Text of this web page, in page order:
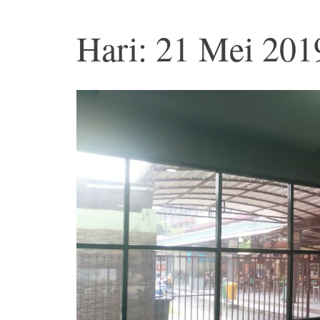
Hari: 21 Mei